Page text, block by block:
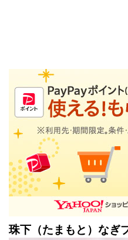
珠下（たまもと）なぎ